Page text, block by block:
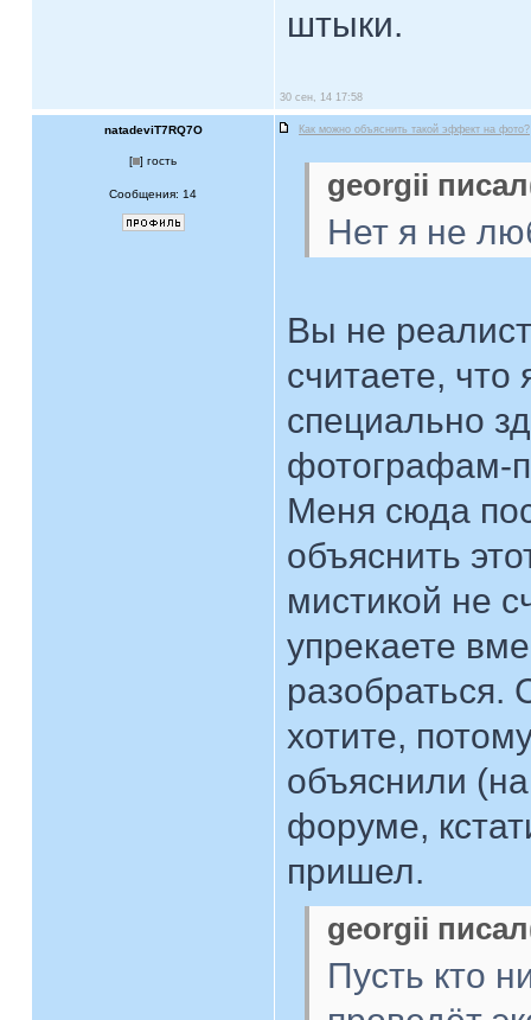
штыки.
30 сен, 14 17:58
natadeviT7RQ7O Как можно объяснить такой эффект на фото?
[ ] гость
Сообщения: 14 georgii
Нет я не
Вы не
считаете,
специально
фотографам-
Меня сюда
объяснить
мистикой не
упрекаете
разобраться.
хотите,
объяснили
форуме,
пришел.
georgii
Пусть кто